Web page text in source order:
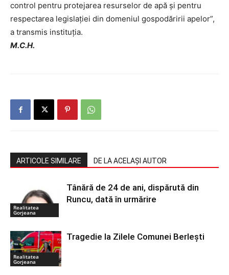
control pentru protejarea resurselor de apă și pentru
respectarea legislației din domeniul gospodăririi apelor”,
a transmis instituția.
M.C.H.
ARTICOLE SIMILARE DE LA ACELAȘI AUTOR
Realitatea
Gorjeana
Tânără de 24 de ani, dispărută din
Runcu, dată în urmărire
Realitatea
Gorjeana
Tragedie la Zilele Comunei Berlești